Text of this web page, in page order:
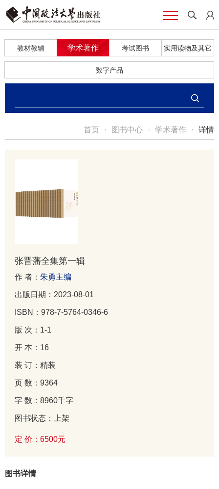
教材教辅 学术著作 考试图书 实用读物及其它
数字产品
首页 · 图书中心 · 学术著作 · 详情
张晋藩全集第一辑
作 者： 朱勇主编
出版日期：2023-08-01
ISBN：978-7-5764-0346-6
版 次：1-1
开 本：16
装 订：精装
页 数：9364
字 数：8960千字
图书状态：上架
定 价：6500元
图书详情